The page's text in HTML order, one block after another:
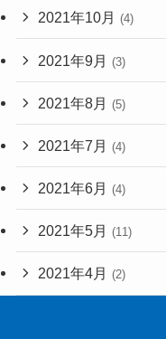
2021年10月 (4)
2021年9月 (3)
2021年8月 (5)
2021年7月 (4)
2021年6月 (4)
2021年5月 (11)
2021年4月 (2)